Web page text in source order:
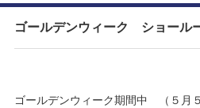
ゴールデンウィーク ショール
ゴールデンウィーク期間中 （５月